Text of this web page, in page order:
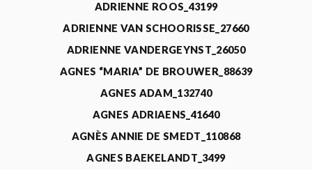
ADRIENNE ROOS_43199
ADRIENNE VAN SCHOORISSE_27660
ADRIENNE VANDERGEYNST_26050
AGNES “MARIA” DE BROUWER_88639
AGNES ADAM_132740
AGNES ADRIAENS_41640
AGNÈS ANNIE DE SMEDT_110868
AGNES BAEKELANDT_3499